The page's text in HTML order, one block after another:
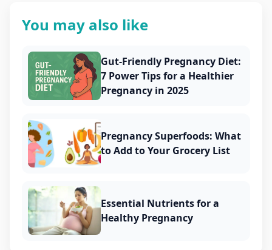
You may also like
Gut-Friendly Pregnancy Diet:
7 Power Tips for a Healthier
Pregnancy in 2025
Pregnancy Superfoods: What
to Add to Your Grocery List
Essential Nutrients for a
Healthy Pregnancy